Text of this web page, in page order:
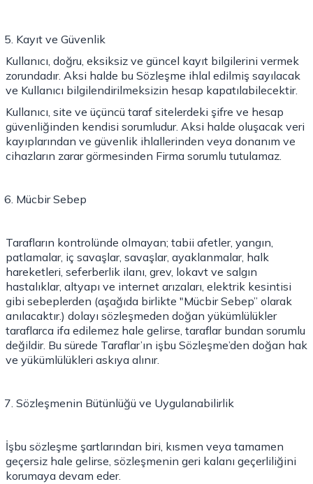
Kayıt ve Güvenlik
Kullanıcı, doğru, eksiksiz ve güncel kayıt bilgilerini vermek
zorundadır. Aksi halde bu Sözleşme ihlal edilmiş sayılacak
ve Kullanıcı bilgilendirilmeksizin hesap kapatılabilecektir.
Kullanıcı, site ve üçüncü taraf sitelerdeki şifre ve hesap
güvenliğinden kendisi sorumludur. Aksi halde oluşacak veri
kayıplarından ve güvenlik ihlallerinden veya donanım ve
cihazların zarar görmesinden Firma sorumlu tutulamaz.
Mücbir Sebep
Tarafların kontrolünde olmayan; tabii afetler, yangın,
patlamalar, iç savaşlar, savaşlar, ayaklanmalar, halk
hareketleri, seferberlik ilanı, grev, lokavt ve salgın
hastalıklar, altyapı ve internet arızaları, elektrik kesintisi
gibi sebeplerden (aşağıda birlikte "Mücbir Sebep” olarak
anılacaktır.) dolayı sözleşmeden doğan yükümlülükler
taraflarca ifa edilemez hale gelirse, taraflar bundan sorumlu
değildir. Bu sürede Taraflar’ın işbu Sözleşme’den doğan hak
ve yükümlülükleri askıya alınır.
Sözleşmenin Bütünlüğü ve Uygulanabilirlik
İşbu sözleşme şartlarından biri, kısmen veya tamamen
geçersiz hale gelirse, sözleşmenin geri kalanı geçerliliğini
korumaya devam eder.